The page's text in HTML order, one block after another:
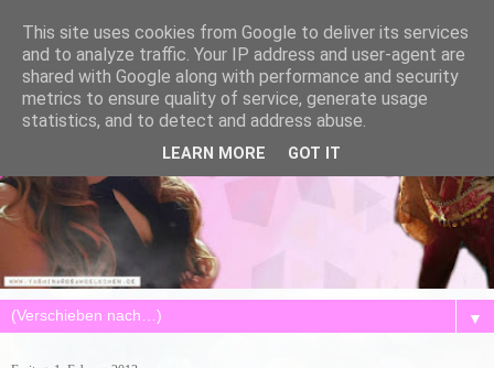
▼
This site uses cookies from Google to deliver its services
and to analyze traffic. Your IP address and user-agent are
shared with Google along with performance and security
metrics to ensure quality of service, generate usage
statistics, and to detect and address abuse.
LEARN MORE GOT IT